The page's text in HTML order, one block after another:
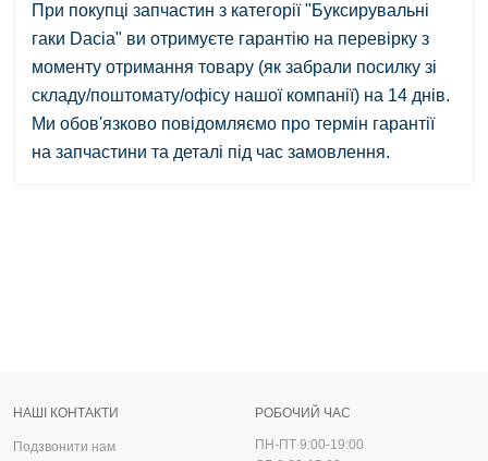
При покупці запчастин з категорії "Буксирувальні
гаки Dacia" ви отримуєте гарантію на перевірку з
моменту отримання товару (як забрали посилку зі
складу/поштомату/офісу нашої компанії) на 14 днів.
Ми обов'язково повідомляємо про термін гарантії
на запчастини та деталі під час замовлення.
НАШІ КОНТАКТИ
Подзвонити нам
РОБОЧИЙ ЧАС
ПН-ПТ 9:00-19:00